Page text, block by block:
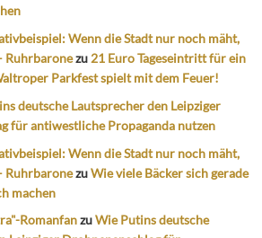
Wenn die Stadt nur noch mäht,
Ruhrbaronezu 21 Euro Tageseintritt für ein
Parkfest spielt mit dem Feuer!
deutsche Lautsprecher den Leipziger
für antiwestliche Propaganda nutzen
Wenn die Stadt nur noch mäht,
RuhrbaronezuWie viele Bäcker sich gerade
machen
RomanfanzuWie Putins deutsche